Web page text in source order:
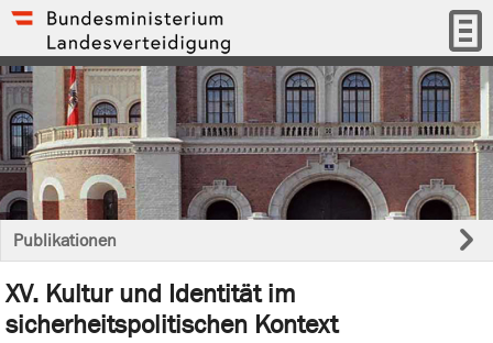
Publikationen
XV. Kultur und Identität im
sicherheitspolitischen Kontext